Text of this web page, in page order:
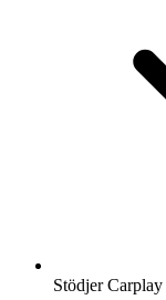
Stödjer